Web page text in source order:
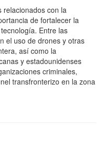
relacionados con la
de fortalecer la
Entre las
el uso de drones y otras
así como la
y estadounidenses
criminales,
transfronterizo en la zona